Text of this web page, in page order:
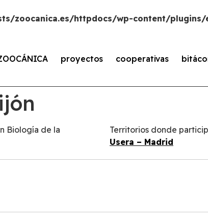
zoocanica.es/httpdocs/wp-content/
proyectos cooperativas
Biología de la
Territorios donde
Usera – Madrid